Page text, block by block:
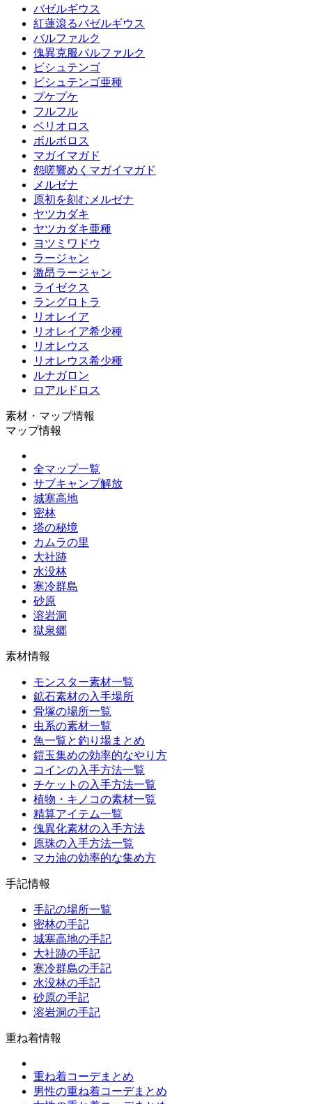
バゼルギウス
紅蓮滾るバゼルギウス
バルファルク
傀異克服バルファルク
ビシュテンゴ
ビシュテンゴ亜種
プケプケ
フルフル
ベリオロス
ボルボロス
マガイマガド
怨嗟響めくマガイマガド
メルゼナ
原初を刻むメルゼナ
ヤツカダキ
ヤツカダキ亜種
ヨツミワドウ
ラージャン
激昂ラージャン
ライゼクス
ラングロトラ
リオレイア
リオレイア希少種
リオレウス
リオレウス希少種
ルナガロン
ロアルドロス
素材・マップ情報
マップ情報
全マップ一覧
サブキャンプ解放
城塞高地
密林
塔の秘境
カムラの里
大社跡
水没林
寒冷群島
砂原
溶岩洞
獄泉郷
素材情報
モンスター素材一覧
鉱石素材の入手場所
骨塚の場所一覧
虫系の素材一覧
魚一覧と釣り場まとめ
鎧玉集めの効率的なやり方
コインの入手方法一覧
チケットの入手方法一覧
植物・キノコの素材一覧
精算アイテム一覧
傀異化素材の入手方法
原珠の入手方法一覧
マカ油の効率的な集め方
手記情報
手記の場所一覧
密林の手記
城塞高地の手記
大社跡の手記
寒冷群島の手記
水没林の手記
砂原の手記
溶岩洞の手記
重ね着情報
重ね着コーデまとめ
男性の重ね着コーデまとめ